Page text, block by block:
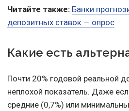
Читайте также: Банки
депозитных ставок — опрос
Какие есть
Почти 20% годовой реальной
неплохой показатель. Даже
средние (0,7%) или